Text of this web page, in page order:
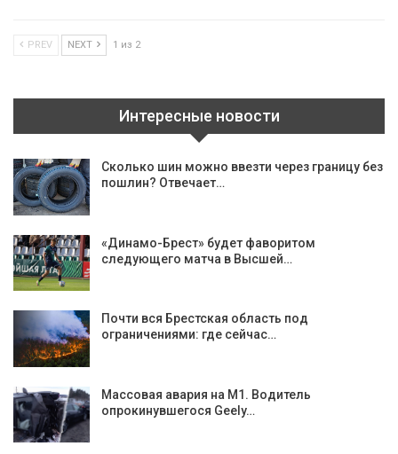
PREV NEXT 1 из 2
Интересные новости
Сколько шин можно ввезти через границу без
пошлин? Отвечает…
«Динамо-Брест» будет фаворитом
следующего матча в Высшей…
Почти вся Брестская область под
ограничениями: где сейчас…
Массовая авария на М1. Водитель
опрокинувшегося Geely…